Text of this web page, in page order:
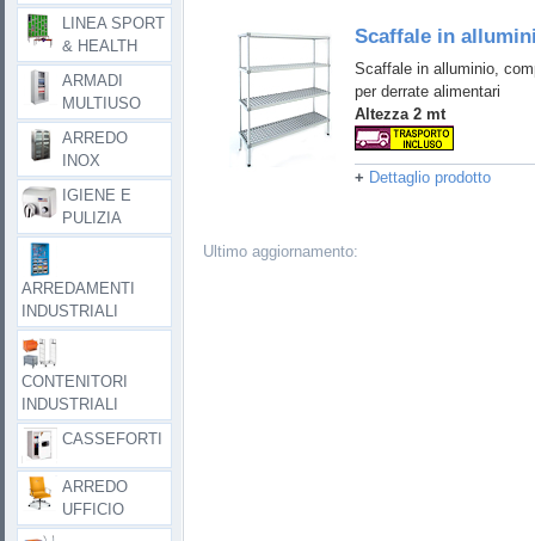
Scaffale in
Scaffale in alluminio,
per derrate alimentari
Altezza 2 mt
+ Dettaglio prodotto
Ultimo aggiornamento:
LINEA SPORT
& HEALTH
ARMADI
MULTIUSO
ARREDO
INOX
IGIENE E
PULIZIA
ARREDAMENTI
INDUSTRIALI
CONTENITORI
INDUSTRIALI
CASSEFORTI
ARREDO
UFFICIO